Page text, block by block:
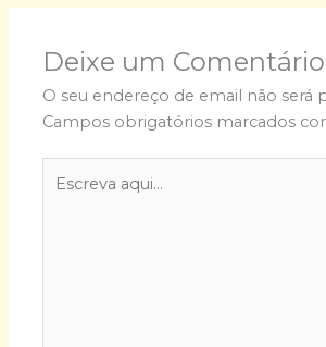
Deixe um Comentário
O seu endereço de email não será
Campos obrigatórios marcados